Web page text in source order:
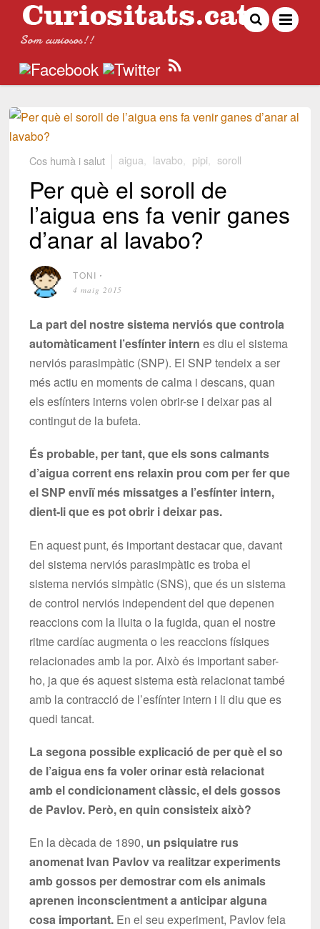
Som curiosos!!
Cos humà i salut aigua lavabo pipi soroll
Per què el soroll de
l’aigua ens fa venir ganes
d’anar al lavabo?
TONI ⋅
4 maig 2015
La part del nostre sistema nerviós que controla
automàticament l’esfínter intern es diu el sistema
nerviós parasimpàtic (SNP). El SNP tendeix a ser
més actiu en moments de calma i descans, quan
els esfínters interns volen obrir-se i deixar pas al
contingut de la bufeta.
És probable, per tant, que els sons calmants
d’aigua corrent ens relaxin prou com per fer que
el SNP enviï més missatges a l’esfínter intern,
dient-li que es pot obrir i deixar pas.
En aquest punt, és important destacar que, davant
del sistema nerviós parasimpàtic es troba el
sistema nerviós simpàtic (SNS), que és un sistema
de control nerviós independent del que depenen
reaccions com la lluita o la fugida, quan el nostre
ritme cardíac augmenta o les reaccions físiques
relacionades amb la por. Això és important saber-
ho, ja que és aquest sistema està relacionat també
amb la contracció de l’esfínter intern i li diu que es
quedi tancat.
La segona possible explicació de per què el so
de l’aigua ens fa voler orinar està relacionat
amb el condicionament clàssic, el dels gossos
de Pavlov. Però, en quin consisteix això?
En la dècada de 1890, un psiquiatre rus
anomenat Ivan Pavlov va realitzar experiments
amb gossos per demostrar com els animals
aprenen inconscientment a anticipar alguna
cosa important. En el seu experiment, Pavlov feia